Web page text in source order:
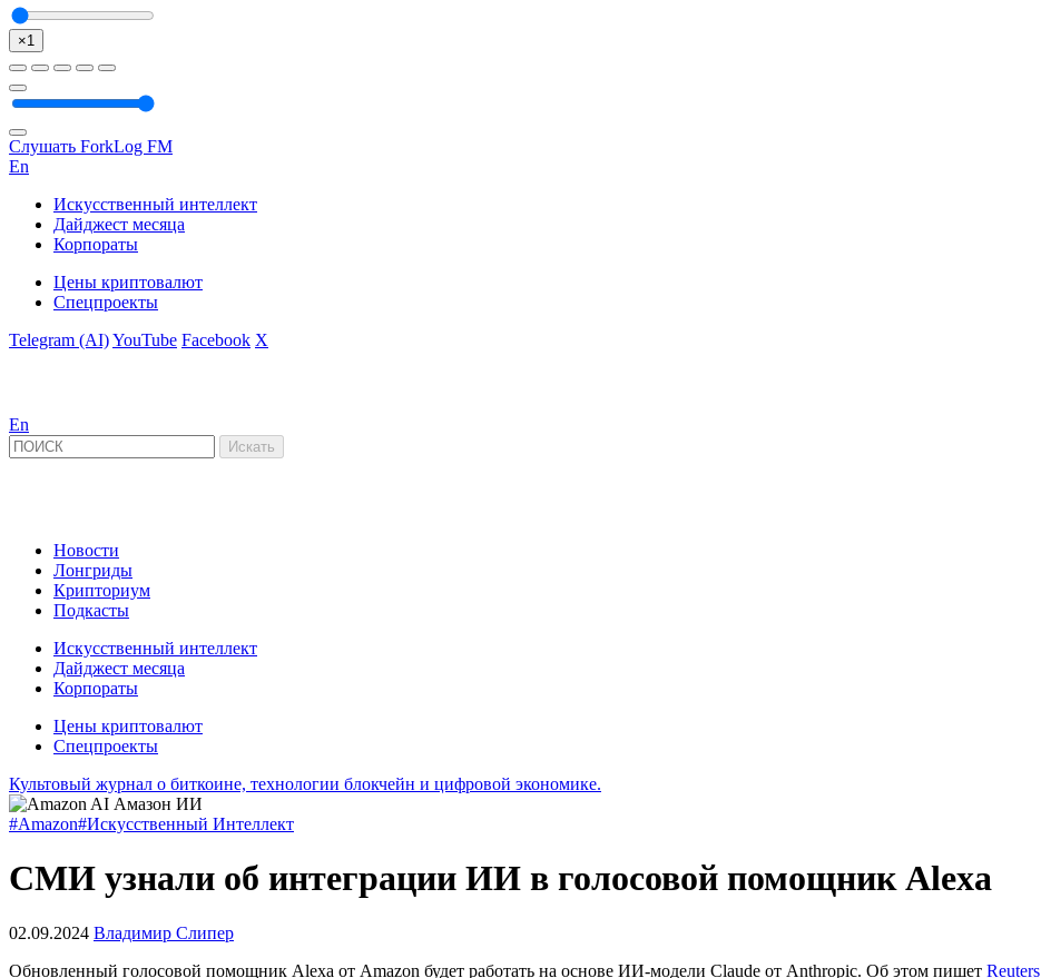
×1
Слушать ForkLog FM
En
Искусственный интеллект
Дайджест месяца
Корпораты
Цены криптовалют
Спецпроекты
Telegram (AI)YouTube Facebook X
En
Новости
Лонгриды
Крипториум
Подкасты
Искусственный интеллект
Дайджест месяца
Корпораты
Цены криптовалют
Спецпроекты
Культовый журнал о биткоине, технологии блокчейн и цифровой экономике.
#Amazon#Искусственный Интеллект
СМИ узнали об интеграции ИИ в голосовой помощник Alexa
02.09.2024 Владимир Слипер
Обновленный голосовой помощник Alexa от Amazon будет работать на основе ИИ-модели Claude от Anthropic. Об этом пишет Reuters